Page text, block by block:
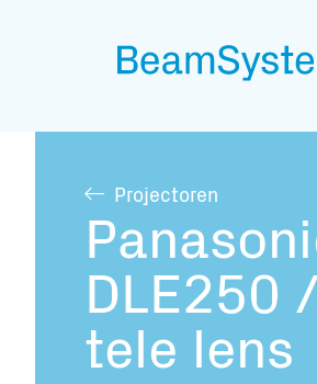
Projectoren
DLE250
tele lens